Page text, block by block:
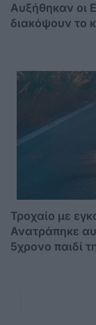
Αυξήθηκαν οι
διακόψουν το
Τροχαίο με
Ανατράπηκε
5χρονο παιδί